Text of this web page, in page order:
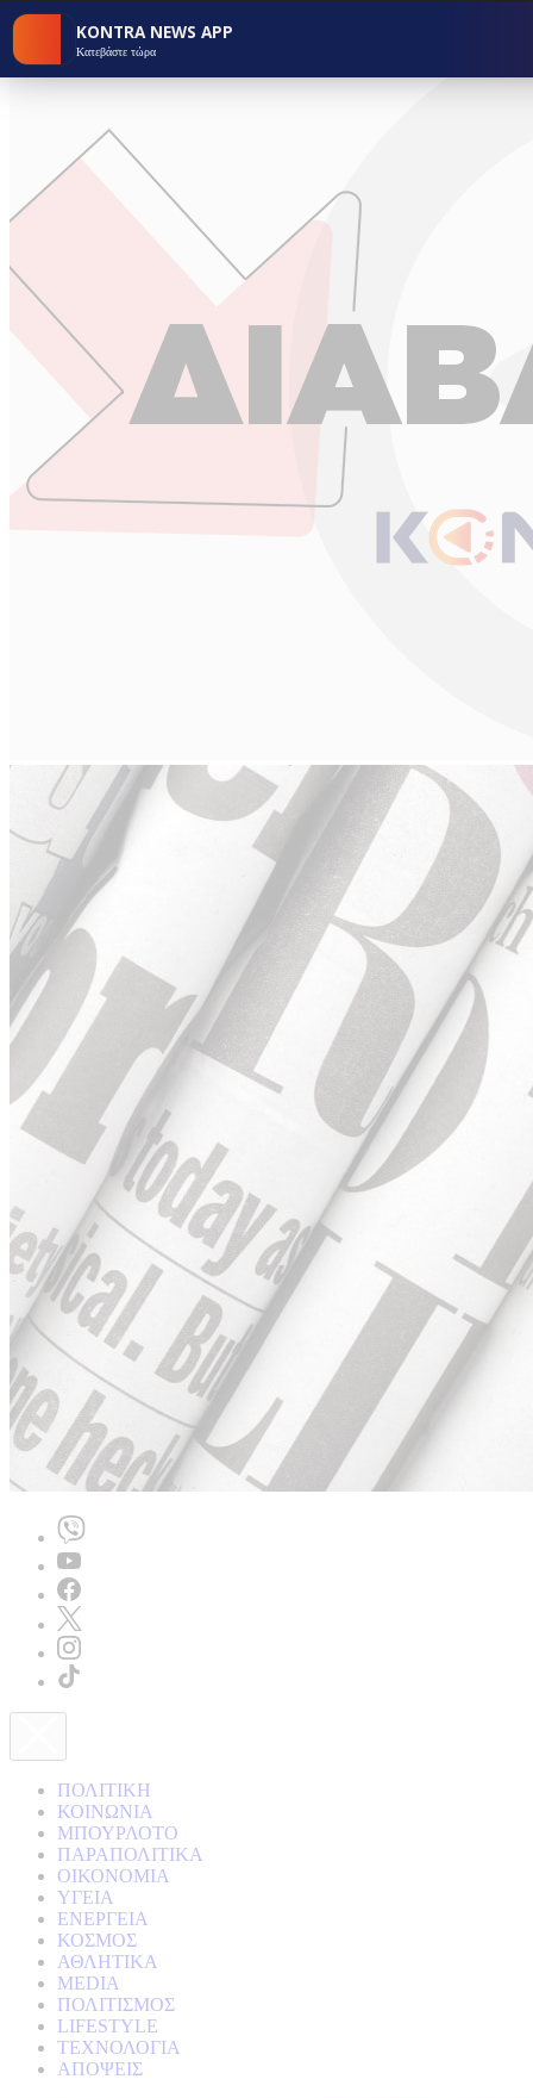
ΠΟΛΙΤΙΚΗ
ΚΟΙΝΩΝΙΑ
ΜΠΟΥΡΛΟΤΟ
ΠΑΡΑΠΟΛΙΤΙΚΑ
ΟΙΚΟΝΟΜΙΑ
ΥΓΕΙΑ
ΕΝΕΡΓΕΙΑ
ΚΟΣΜΟΣ
ΑΘΛΗΤΙΚΑ
MEDIA
ΠΟΛΙΤΙΣΜΟΣ
LIFESTYLE
ΤΕΧΝΟΛΟΓΙΑ
ΑΠΟΨΕΙΣ
KONTRA NEWS APP
Κατεβάστε τώρα